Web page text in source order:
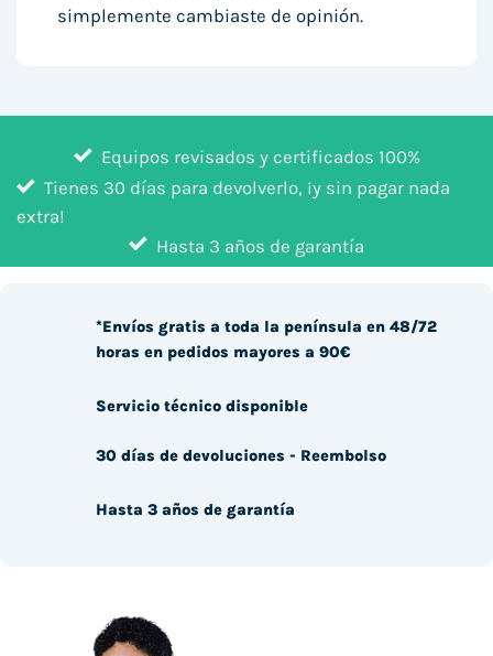
simplemente cambiaste de opinión.
Equipos revisados y certificados 100%
Tienes 30 días para devolverlo, ¡y sin pagar nada
extra!
Hasta 3 años de garantía
*Envíos gratis a toda la península en 48/72
horas en pedidos mayores a 90€
Servicio técnico disponible
30 días de devoluciones - Reembolso
Hasta 3 años de garantía